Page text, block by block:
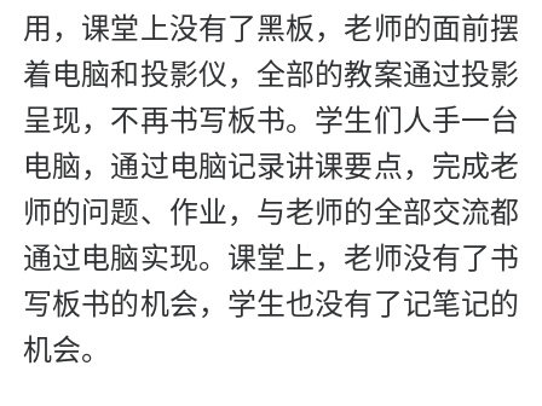
用，课堂上没有了黑板，老师的面前摆
着电脑和投影仪，全部的教案通过投影
呈现，不再书写板书。学生们人手一台
电脑，通过电脑记录讲课要点，完成老
师的问题、作业，与老师的全部交流都
通过电脑实现。课堂上，老师没有了书
写板书的机会，学生也没有了记笔记的
机会。